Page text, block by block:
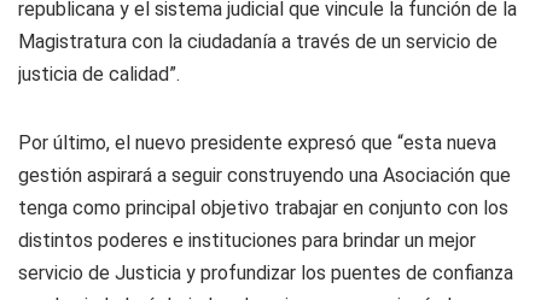
republicana y el sistema judicial que vincule la función de la
Magistratura con la ciudadanía a través de un servicio de
justicia de calidad”.
Por último, el nuevo presidente expresó que “esta nueva
gestión aspirará a seguir construyendo una Asociación que
tenga como principal objetivo trabajar en conjunto con los
distintos poderes e instituciones para brindar un mejor
servicio de Justicia y profundizar los puentes de confianza